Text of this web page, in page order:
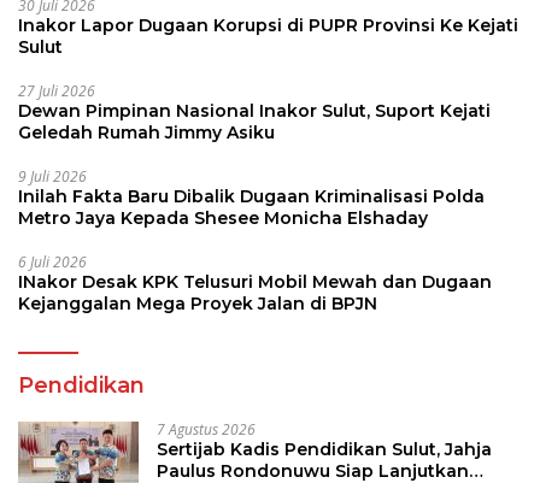
30 Juli 2026
Inakor Lapor Dugaan Korupsi di PUPR Provinsi Ke Kejati
Sulut
27 Juli 2026
Dewan Pimpinan Nasional Inakor Sulut, Suport Kejati
Geledah Rumah Jimmy Asiku
9 Juli 2026
Inilah Fakta Baru Dibalik Dugaan Kriminalisasi Polda
Metro Jaya Kepada Shesee Monicha Elshaday
6 Juli 2026
INakor Desak KPK Telusuri Mobil Mewah dan Dugaan
Kejanggalan Mega Proyek Jalan di BPJN
Pendidikan
7 Agustus 2026
Sertijab Kadis Pendidikan Sulut, Jahja
Paulus Rondonuwu Siap Lanjutkan